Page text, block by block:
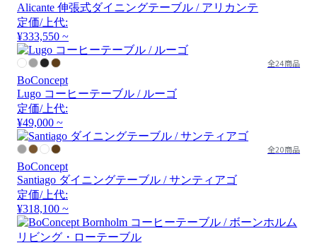
Alicante 伸張式ダイニングテーブル / アリカンテ
定価/上代:
¥333,550 ~
全24商品
BoConcept
Lugo コーヒーテーブル / ルーゴ
定価/上代:
¥49,000 ~
全20商品
BoConcept
Santiago ダイニングテーブル / サンティアゴ
定価/上代:
¥318,100 ~